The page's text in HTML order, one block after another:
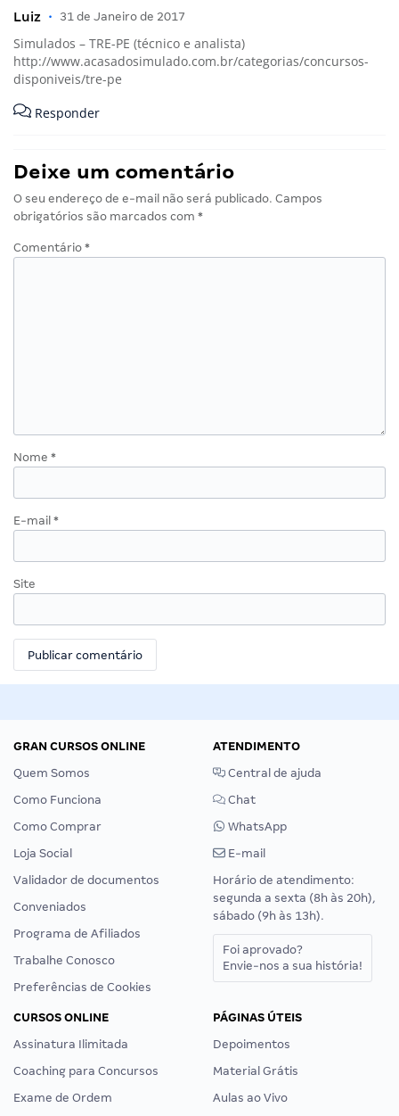
Luiz • 31 de Janeiro de 2017
Simulados – TRE-PE (técnico e analista)
http://www.acasadosimulado.com.br/categorias/concursos-
disponiveis/tre-pe
Responder
Deixe um comentário
O seu endereço de e-mail não será publicado. Campos
obrigatórios são marcados com *
Comentário *
Nome *
E-mail *
Site
GRAN CURSOS ONLINE
Quem Somos
Como Funciona
Como Comprar
Loja Social
Validador de documentos
Conveniados
Programa de Afiliados
Trabalhe Conosco
Preferências de Cookies
ATENDIMENTO
Central de ajuda
Chat
WhatsApp
E-mail
Horário de atendimento:
segunda a sexta (8h às 20h),
sábado (9h às 13h).
Foi aprovado?
Envie-nos a sua história!
CURSOS ONLINE
Assinatura Ilimitada
Coaching para Concursos
Exame de Ordem
PÁGINAS ÚTEIS
Depoimentos
Material Grátis
Aulas ao Vivo